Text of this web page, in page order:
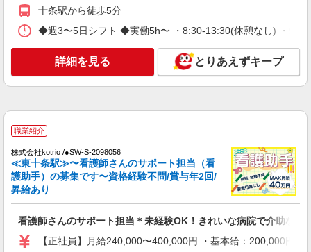
当1件4,750円、22〜6時は5,700円 ・応援手当
200円/1件訪問 ・昇給1,500〜20,000円・賞与年2
回(2.5か月分前年実績)
派遣社員
株式会社kotrio /●SW-H1-2100313
師【夜勤なし】
時給2400円〜3000円 ＜日払い有/週払い有/交
通費全支給(ガソリン代含む)＞
職業紹介
株式会社kotrio /●SW-S-2023677
十条駅≫高級シニアマンションの看護師▼居室
の巡回等
時給2400円〜＜交通費全額支給(ガソリン代含
む)＞
十条駅から徒歩5分
◆週3〜5日シフト ◆実働5h〜 ・8:30-13:30(休憩なし) ・
詳細を見る とりあえずキープ
職業紹介
株式会社kotrio /●SW-S-2098056
≪東十条駅≫〜看護師さんのサポート担当（看
護助手）の募集です〜資格経験不問/賞与年2回/
昇給あり
看護師さんのサポート担当＊未経験OK！きれいな病院で介助など
【正社員】月給240,000〜400,000円 ・基本給：200,000円